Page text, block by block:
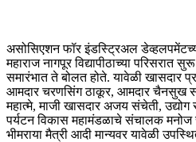
असोसिएशन फॉर इंडस्ट्रिअल
महाराज नागपूर विद्यापीठाच्या परिसरात
समारंभात ते बोलत होते. यावेळी खासदार
आमदार चरणसिंग ठाकूर, आमदार चैनसुख
महात्मे, माजी खासदार अजय संचेती,
पर्यटन विकास महामंडळाचे संचालक
भीमराया मैत्री आदी मान्यवर यावेळी